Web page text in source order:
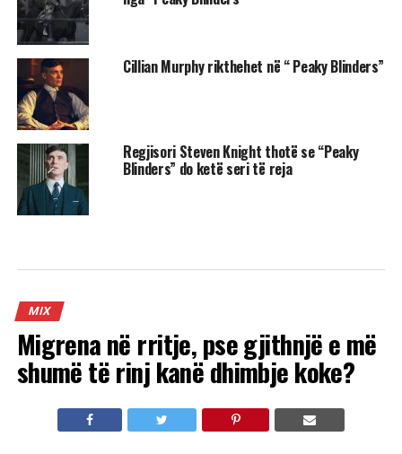
Cillian Murphy rikthehet në “ Peaky Blinders”
Regjisori Steven Knight thotë se “Peaky
Blinders” do ketë seri të reja
MIX
Migrena në rritje, pse gjithnjë e më
shumë të rinj kanë dhimbje koke?